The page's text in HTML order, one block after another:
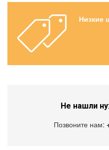
Низкие
Не нашли
Позвоните нам: